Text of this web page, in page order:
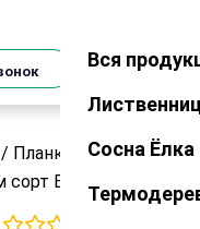
Закрыть
Вся
Сосна Ёлка
/ Планкен прямой из
ВС